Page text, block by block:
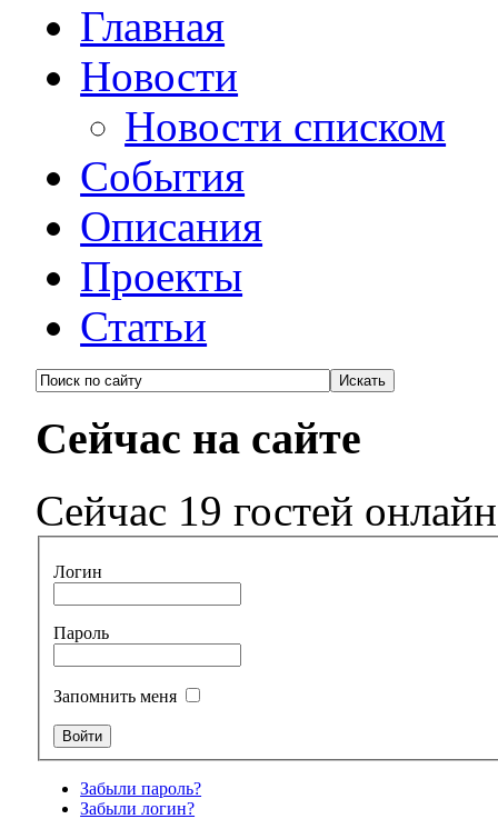
Главная
Новости
Новости списком
События
Описания
Проекты
Статьи
Сейчас на сайте
Сейчас 19 гостей онлайн
Логин
Пароль
Запомнить меня
Забыли пароль?
Забыли логин?